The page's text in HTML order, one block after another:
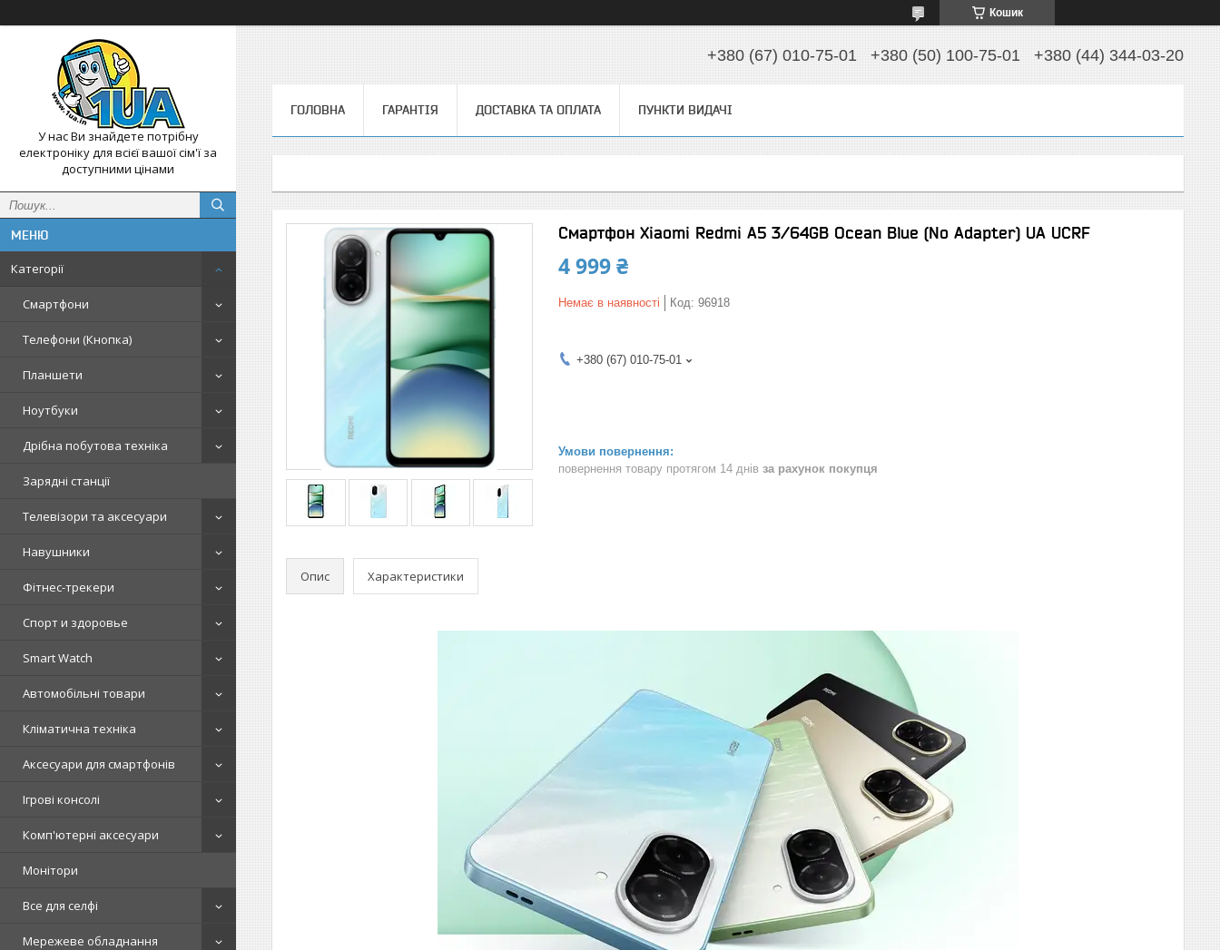
Кошик
У нас Ви знайдете потрібну
електроніку для всієї вашої сім'ї за
доступними цінами
Категорії
Смартфони
Телефони (Кнопка)
Планшети
Ноутбуки
Дрібна побутова техніка
Зарядні станції
Телевізори та аксесуари
Навушники
Фітнес-трекери
Спорт и здоровье
Smart Watch
Автомобільні товари
Кліматична техніка
Аксесуари для смартфонів
Ігрові консолі
Комп'ютерні аксесуари
Монітори
Все для селфі
Мережеве обладнання
+380 (67) 010-75-01 +380 (50) 100-75-01 +380 (44) 344-03-20
ГОЛОВНА ГАРАНТІЯ ДОСТАВКА ТА ОПЛАТА ПУНКТИ ВИДАЧІ
Смартфон Xiaomi Redmi A5 3/64GB Ocean Blue (No Adapter) UA UCRF
4 999 ₴
Немає в наявності Код: 96918
+380 (67) 010-75-01
повернення товару протягом 14 днів за рахунок покупця
Опис Характеристики